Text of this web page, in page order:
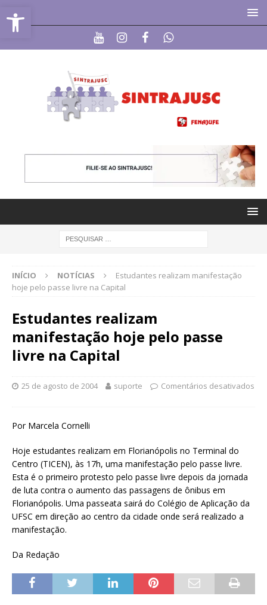
Abrir a barra de ferramentas
INÍCIO NOTÍCIAS
Estudantes realizam manifestação
hoje pelo passe livre na Capital
Estudantes realizam
manifestação hoje pelo passe
livre na Capital
25 de agosto de 2004 suporte Comentários desativados
Por Marcela Cornelli
Hoje estudantes realizam em Florianópolis no Terminal do
Centro (TICEN), às 17h, uma manifestação pelo passe livre.
Esta é o primeiro protesto pelo passe livre depois da jornada
de luta contra o aumento das passagens de ônibus em
Florianópolis. Uma passeata sairá do Colégio de Aplicação da
UFSC em direção ao centro da cidade onde será realizado a
manifestação.
Da Redação